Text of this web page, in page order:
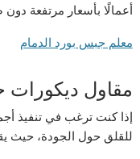
أعمالًا بأسعار مرتفعة
معلم جبس بورد الدمام
مقاول ديكورات
إذا كنت ترغب في تنفيذ
للقلق حول الجودة، حيث